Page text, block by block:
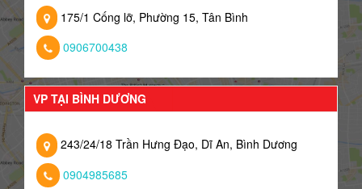
175/1 Cống lỡ, Phường 15, Tân Bình
0906700438
VP TẠI BÌNH DƯƠNG
243/24/18 Trần Hưng Đạo, Dĩ An, Bình Dương
0904985685